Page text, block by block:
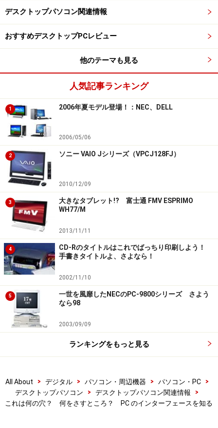
デスクトップパソコン関連情報
おすすめデスクトップPCレビュー
他のテーマも見る
人気記事ランキング
1 2006年夏モデル登場！：NEC、DELL
2006/05/06
2 ソニー VAIO Jシリーズ（VPCJ128FJ）
2010/12/09
3
大きなタブレット!? 富士通 FMV ESPRIMO
WH77/M
2013/11/11
4
CD-Rのタイトルはこれでばっちり印刷しよう！
手書きタイトルよ、さよなら！
2002/11/10
5
一世を風靡したNECのPC-9800シリーズ さよう
なら98
2003/09/09
ランキングをもっと見る
All About > デジタル > パソコン・周辺機器 > パソコン・PC
>
デスクトップパソコン
> デスクトップパソコン関連情報
>
これは何の穴？ 何をさすところ？ PC のインターフェースを知る